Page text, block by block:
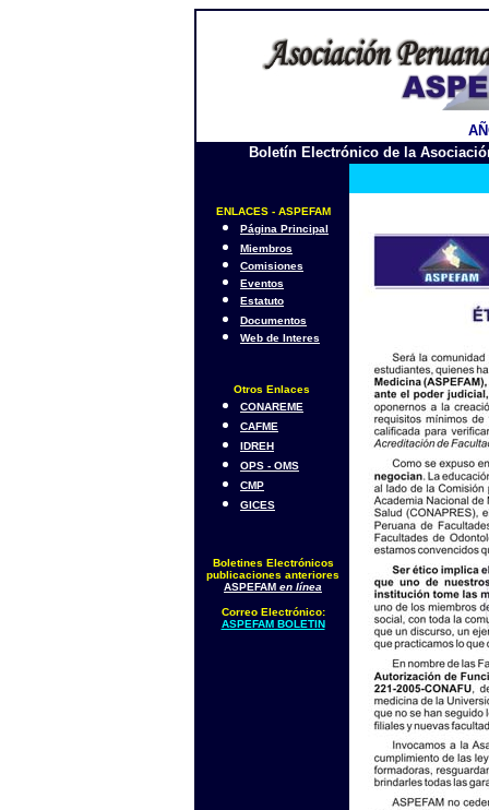
Boletín Electrónico de la
ENLACES - ASPEFAM
Página Principal
Miembros
Comisiones
Eventos
Estatuto
Documentos
Web de Interes
Otros Enlaces
CONAREME
CAFME
IDREH
OPS - OMS
CMP
GICES
Boletines Electrónicos
publicaciones anteriores
ASPEFAM en línea
Correo Electrónico:
ASPEFAM BOLETIN